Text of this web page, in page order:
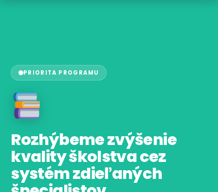
PRIORITA PROGRAMU
Rozhýbeme zvýšenie
kvality školstva cez
systém zdieľaných